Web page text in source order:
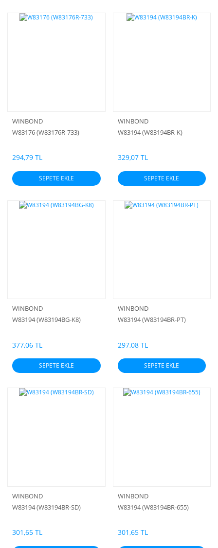
WINBOND
W83176 (W83176R-733)
294,79 TL
SEPETE EKLE
WINBOND
W83194 (W83194BR-K)
329,07 TL
SEPETE EKLE
WINBOND
W83194 (W83194BG-K8)
377,06 TL
SEPETE EKLE
WINBOND
W83194 (W83194BR-PT)
297,08 TL
SEPETE EKLE
WINBOND
W83194 (W83194BR-SD)
301,65 TL
WINBOND
W83194 (W83194BR-655)
301,65 TL